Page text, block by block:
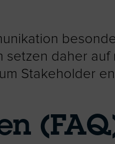
daher
Stakeholder